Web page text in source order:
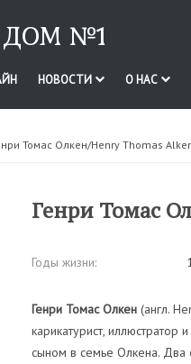
№1
НОВОСТИ О НАС
Томас Олкен/Henry Thomas
Генри Томас
Годы жизни:
Генри Томас Олкен(англ.
карикатурист,
сыном в семье Олкена. Два